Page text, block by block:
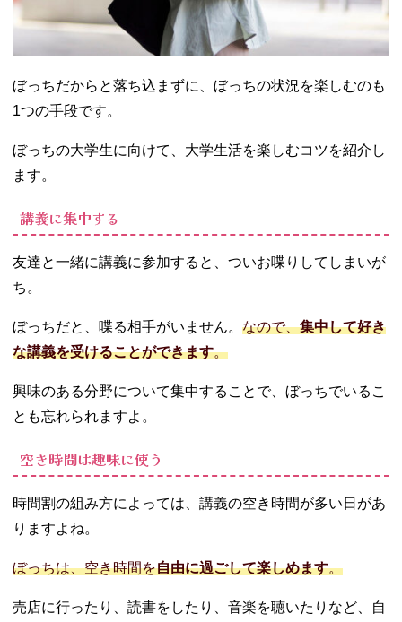
ぼっちだからと落ち込まずに、ぼっちの状況を楽しむのも
1つの手段です。
ぼっちの大学生に向けて、大学生活を楽しむコツを紹介し
ます。
講義に集中する
友達と一緒に講義に参加すると、ついお喋りしてしまいが
ち。
ぼっちだと、喋る相手がいません。 なので、集中して好き
な講義を受けることができます。
興味のある分野について集中することで、ぼっちでいるこ
とも忘れられますよ。
空き時間は趣味に使う
時間割の組み方によっては、講義の空き時間が多い日があ
りますよね。
ぼっちは、空き時間を自由に過ごして楽しめます。
売店に行ったり、読書をしたり、音楽を聴いたりなど、自